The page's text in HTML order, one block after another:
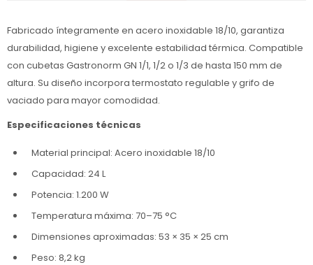
Fabricado íntegramente en acero inoxidable 18/10, garantiza
durabilidad, higiene y excelente estabilidad térmica. Compatible
con cubetas Gastronorm GN 1/1, 1/2 o 1/3 de hasta 150 mm de
altura. Su diseño incorpora termostato regulable y grifo de
vaciado para mayor comodidad.
Especificaciones técnicas
Material principal: Acero inoxidable 18/10
Capacidad: 24 L
Potencia: 1.200 W
Temperatura máxima: 70–75 °C
Dimensiones aproximadas: 53 × 35 × 25 cm
Peso: 8,2 kg